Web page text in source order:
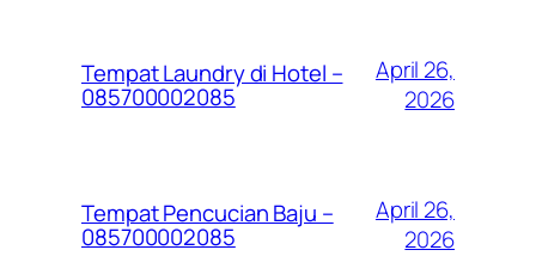
Tempat Laundry di Hotel –
085700002085
April 26,
2026
Tempat Pencucian Baju –
085700002085
April 26,
2026